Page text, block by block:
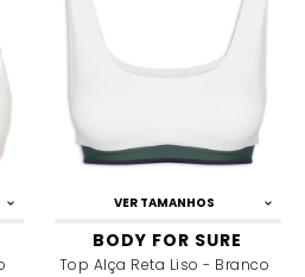
VER TAMANHOS
BODY FOR SURE
Top Alça Reta Liso - Branco